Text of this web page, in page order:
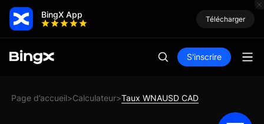
BingX App Télécharger
S'inscrire
Page d’accueil>Calculateur>Taux WNAUSD CAD